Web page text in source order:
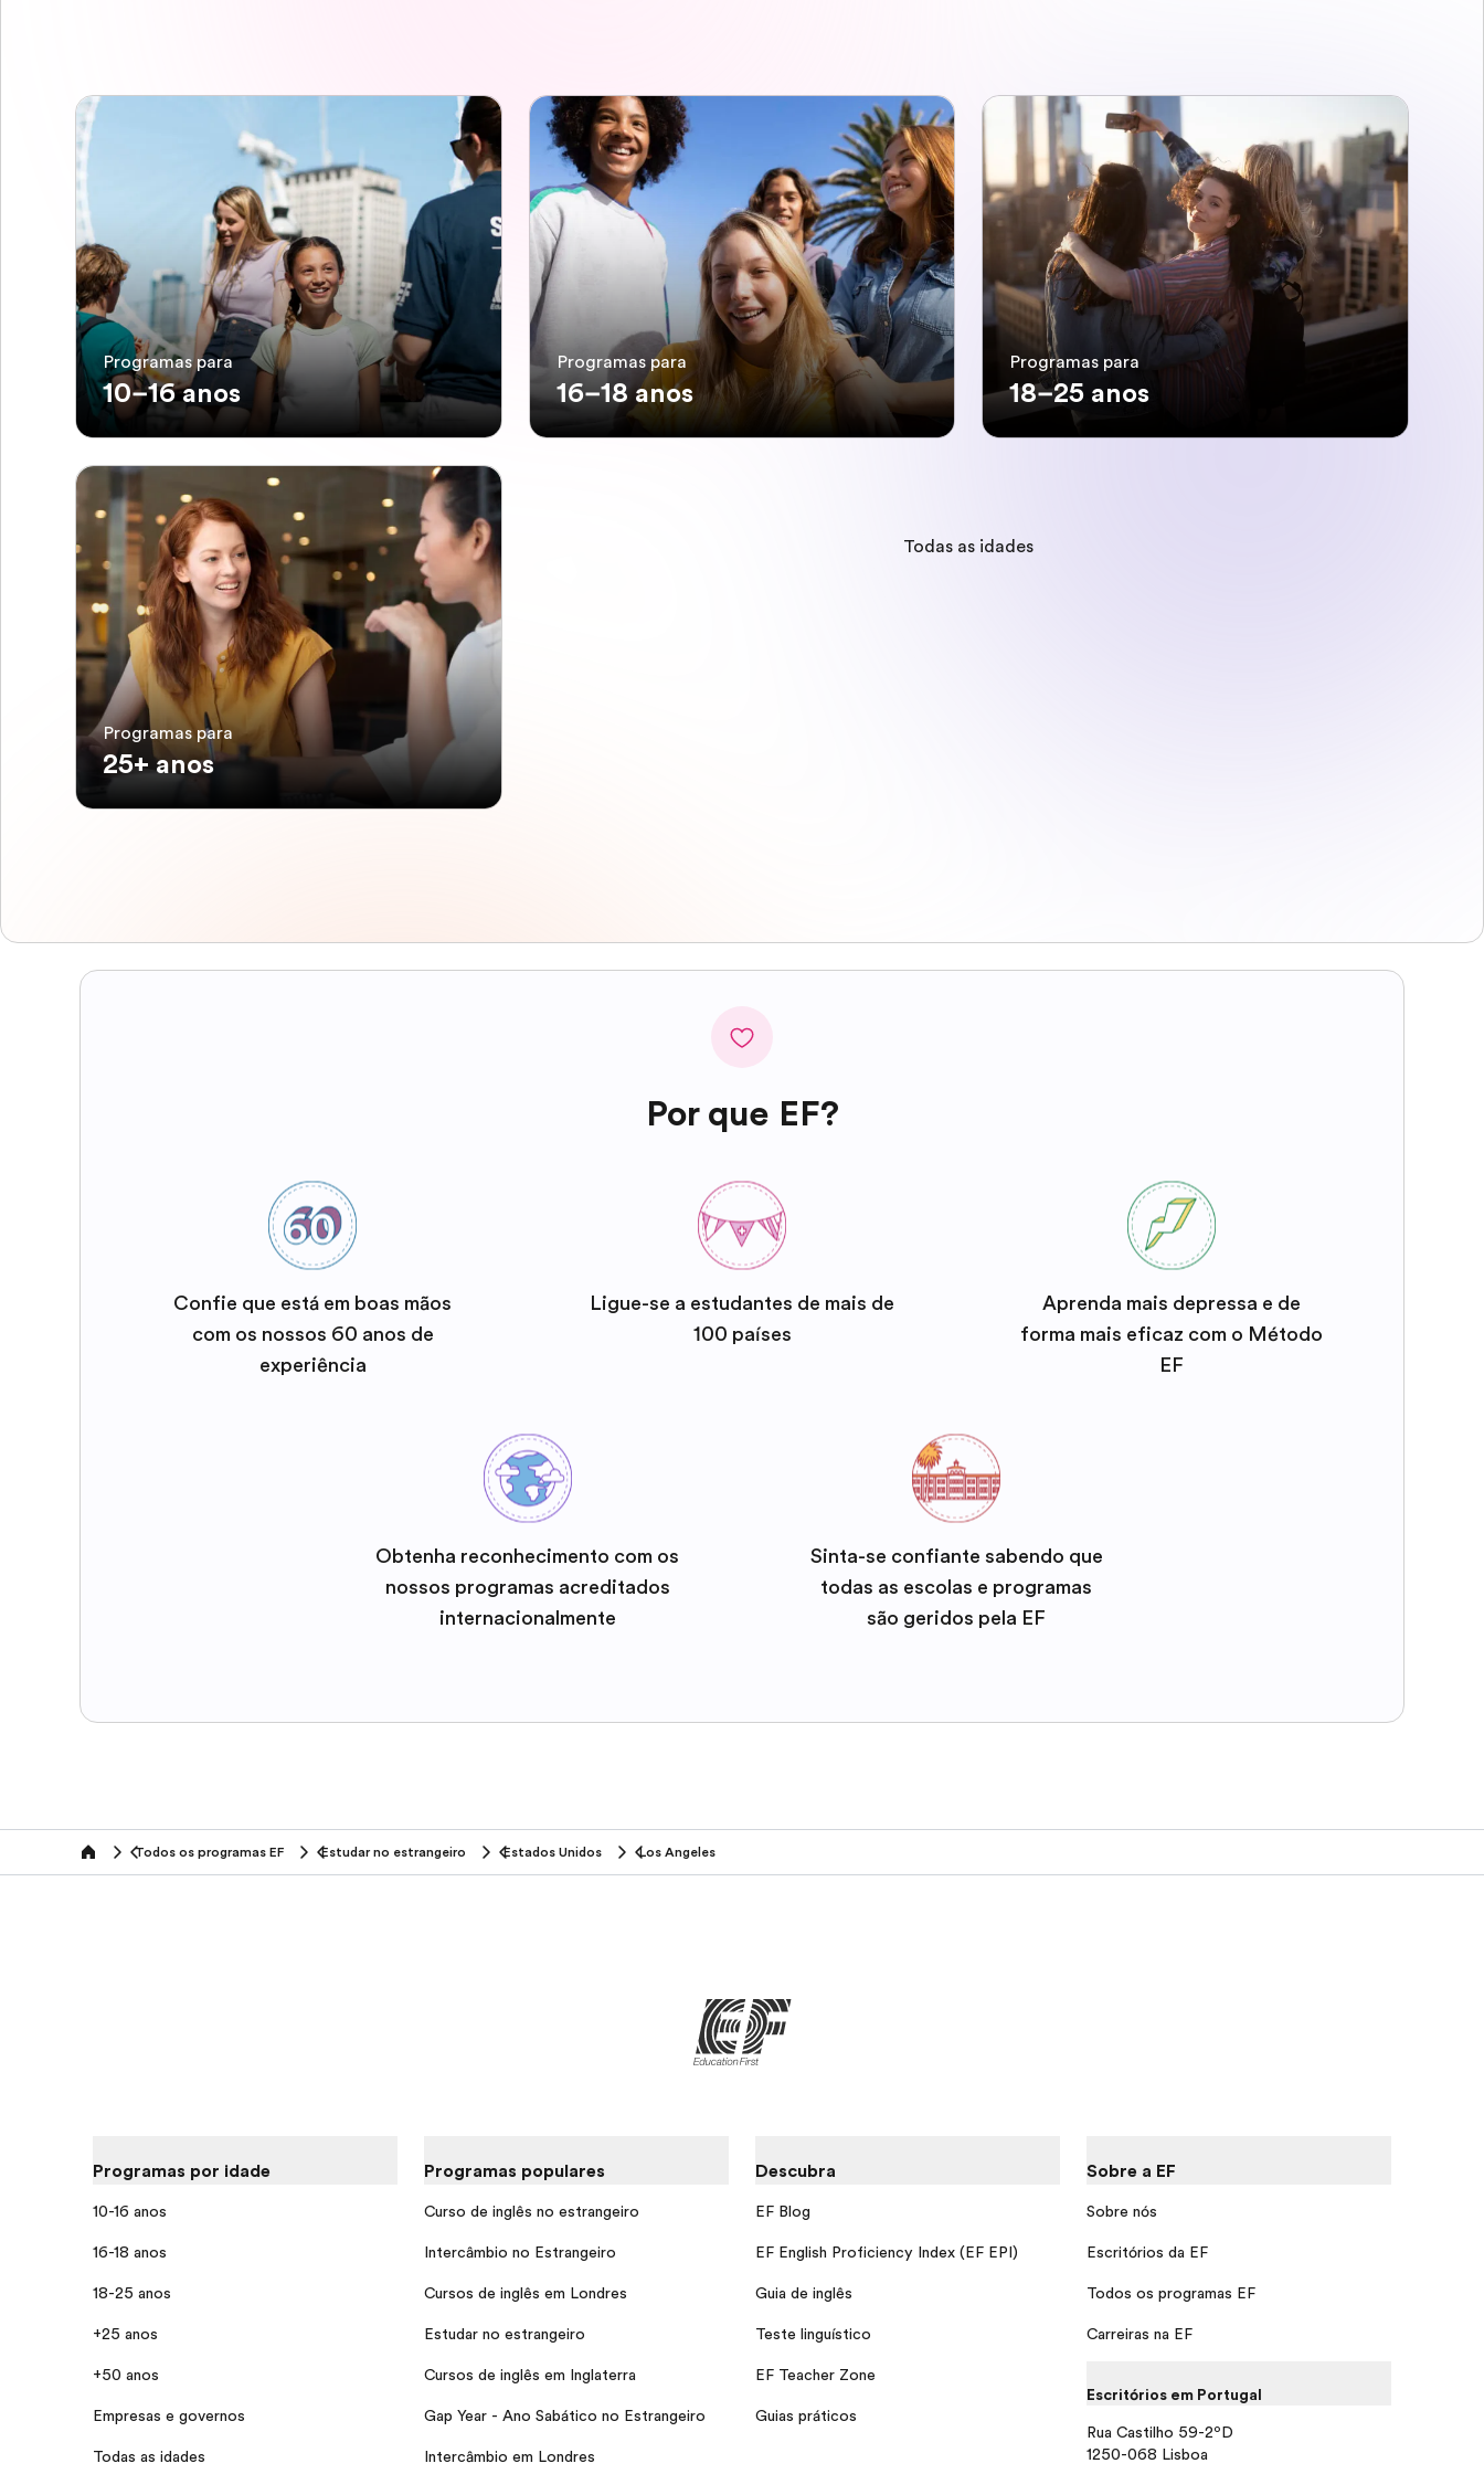
Programas para
10–16 anos
Programas para
16–18 anos
Programas para
18–25 anos
Programas para
25+ anos
Todas as idades
Por que EF?
Confie que está em boas mãos
com os nossos 60 anos de
experiência
Ligue-se a estudantes de mais de
100 países
Aprenda mais depressa e de
forma mais eficaz com o Método
EF
Obtenha reconhecimento com os
nossos programas acreditados
internacionalmente
Sinta-se confiante sabendo que
todas as escolas e programas
são geridos pela EF
home Todos os programas EF Estudar no estrangeiro Estados Unidos Los Angeles
Programas por idade
10-16 anos
16-18 anos
18-25 anos
+25 anos
+50 anos
Empresas e governos
Todas as idades
Programas populares
Curso de inglês no estrangeiro
Intercâmbio no Estrangeiro
Cursos de inglês em Londres
Estudar no estrangeiro
Cursos de inglês em Inglaterra
Gap Year - Ano Sabático no Estrangeiro
Intercâmbio em Londres
Descubra
EF Blog
EF English Proficiency Index (EF EPI)
Guia de inglês
Teste linguístico
EF Teacher Zone
Guias práticos
Sobre a EF
Sobre nós
Escritórios da EF
Todos os programas EF
Carreiras na EF
Escritórios em Portugal
Rua Castilho 59-2ºD
1250-068 Lisboa